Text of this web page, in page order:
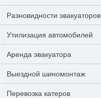
Разновидности эвакуаторов
Утилизация автомобилей
Аренда эвакуатора
Выездной шиномонтаж
Перевозка катеров